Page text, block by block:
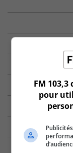
FM
pour